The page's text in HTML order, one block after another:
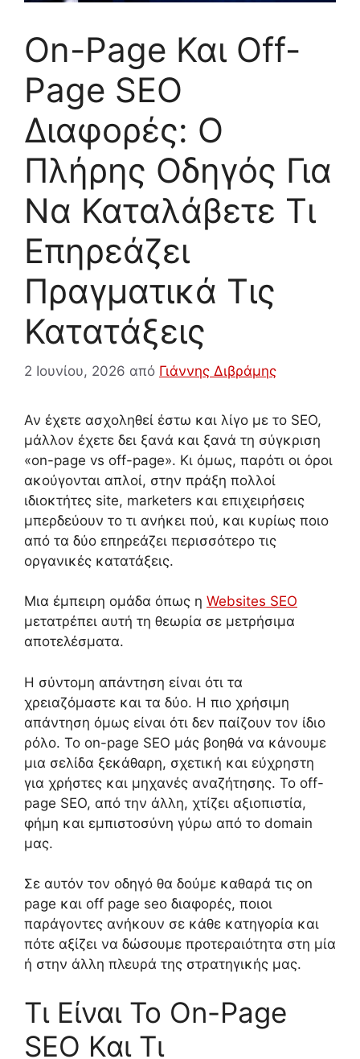
On-Page Και Off-
Page SEO
Διαφορές: Ο
Πλήρης Οδηγός Για
Να Καταλάβετε Τι
Επηρεάζει
Πραγματικά Τις
Κατατάξεις
2 Ιουνίου, 2026 από Γιάννης Διβράμης
Αν έχετε ασχοληθεί έστω και λίγο με το SEO,
μάλλον έχετε δει ξανά και ξανά τη σύγκριση
«on-page vs off-page». Κι όμως, παρότι οι όροι
ακούγονται απλοί, στην πράξη πολλοί
ιδιοκτήτες site, marketers και επιχειρήσεις
μπερδεύουν το τι ανήκει πού, και κυρίως ποιο
από τα δύο επηρεάζει περισσότερο τις
οργανικές κατατάξεις.
Μια έμπειρη ομάδα όπως η Websites SEO
μετατρέπει αυτή τη θεωρία σε μετρήσιμα
αποτελέσματα.
Η σύντομη απάντηση είναι ότι τα
χρειαζόμαστε και τα δύο. Η πιο χρήσιμη
απάντηση όμως είναι ότι δεν παίζουν τον ίδιο
ρόλο. Το on-page SEO μάς βοηθά να κάνουμε
μια σελίδα ξεκάθαρη, σχετική και εύχρηστη
για χρήστες και μηχανές αναζήτησης. Το off-
page SEO, από την άλλη, χτίζει αξιοπιστία,
φήμη και εμπιστοσύνη γύρω από το domain
μας.
Σε αυτόν τον οδηγό θα δούμε καθαρά τις on
page και off page seo διαφορές, ποιοι
παράγοντες ανήκουν σε κάθε κατηγορία και
πότε αξίζει να δώσουμε προτεραιότητα στη μία
ή στην άλλη πλευρά της στρατηγικής μας.
Τι Είναι Το On-Page
SEO Και Τι